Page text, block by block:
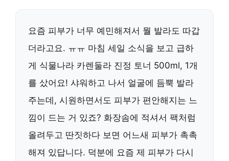
요즘 피부가 너무 예민해져서 뭘 발라도 따갑
더라고요. ㅠㅠ 마침 세일 소식을 보고 급하
게 식물나라 카렌둘라 진정 토너 500ml, 1개
를 샀어요! 샤워하고 나서 얼굴에 듬뿍 발라
주는데, 시원하면서도 피부가 편안해지는 느
낌이 드는 거 있죠? 화장솜에 적셔서 팩처럼
올려두고 딴짓하다 보면 어느새 피부가 촉촉
해져 있답니다. 덕분에 요즘 제 피부가 다시